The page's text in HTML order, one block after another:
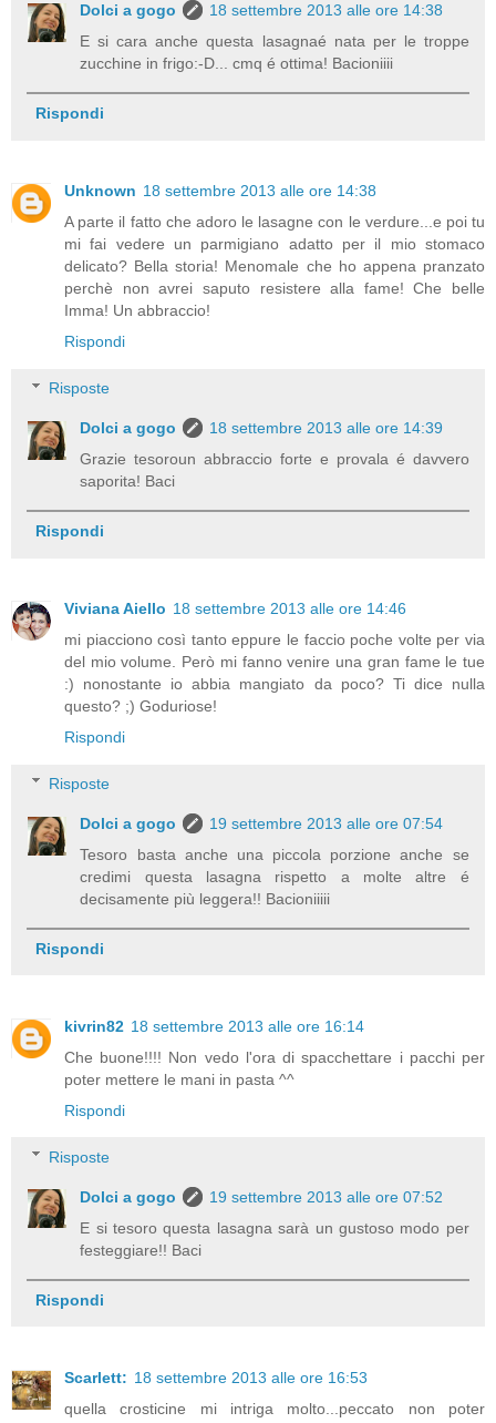
Dolci a gogo
18 settembre 2013 alle ore 14:38
E si cara anche questa lasagnaé nata per le troppe
zucchine in frigo:-D... cmq é ottima! Bacioniiii
Rispondi
Unknown 18 settembre 2013 alle ore 14:38
A parte il fatto che adoro le lasagne con le verdure...e poi tu
mi fai vedere un parmigiano adatto per il mio stomaco
delicato? Bella storia! Menomale che ho appena pranzato
perchè non avrei saputo resistere alla fame! Che belle
Imma! Un abbraccio!
Rispondi
Risposte
Dolci a gogo
18 settembre 2013 alle ore 14:39
Grazie tesoroun abbraccio forte e provala é davvero
saporita! Baci
Rispondi
Viviana Aiello 18 settembre 2013 alle ore 14:46
mi piacciono così tanto eppure le faccio poche volte per via
del mio volume. Però mi fanno venire una gran fame le tue
:) nonostante io abbia mangiato da poco? Ti dice nulla
questo? ;) Goduriose!
Rispondi
Risposte
Dolci a gogo
19 settembre 2013 alle ore 07:54
Tesoro basta anche una piccola porzione anche se
credimi questa lasagna rispetto a molte altre é
decisamente più leggera!! Bacioniiiii
Rispondi
kivrin82 18 settembre 2013 alle ore 16:14
Che buone!!!! Non vedo l'ora di spacchettare i pacchi per
poter mettere le mani in pasta ^^
Rispondi
Risposte
Dolci a gogo
19 settembre 2013 alle ore 07:52
E si tesoro questa lasagna sarà un gustoso modo per
festeggiare!! Baci
Rispondi
Scarlett: 18 settembre 2013 alle ore 16:53
quella crosticine mi intriga molto...peccato non poter